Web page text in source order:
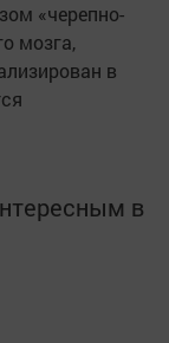
«черепно-
мозга,
в
в